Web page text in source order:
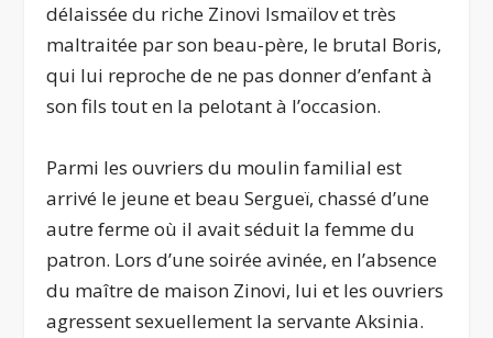
délaissée du riche Zinovi Ismaïlov et très
maltraitée par son beau-père, le brutal Boris,
qui lui reproche de ne pas donner d’enfant à
son fils tout en la pelotant à l’occasion.
Parmi les ouvriers du moulin familial est
arrivé le jeune et beau Sergueï, chassé d’une
autre ferme où il avait séduit la femme du
patron. Lors d’une soirée avinée, en l’absence
du maître de maison Zinovi, lui et les ouvriers
agressent sexuellement la servante Aksinia.